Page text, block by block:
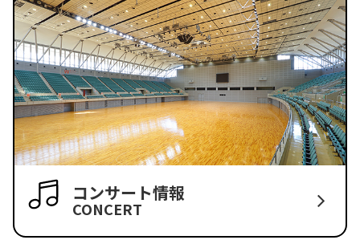
コンサート情報
CONCERT